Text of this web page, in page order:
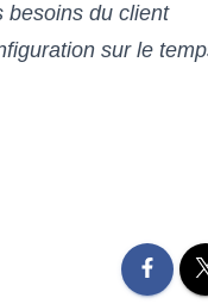
besoins du client
sur le